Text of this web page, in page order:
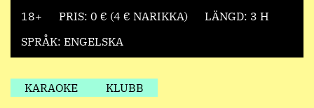
18+ PRIS: 0 € (4 € NARIKKA)
LÄNGD: 3 H
SPRÅK: ENGELSKA
KARAOKE KLUBB